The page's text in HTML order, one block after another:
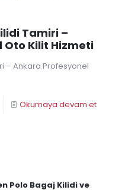
Tamiri –
Kilit Hizmeti
– Ankara Profesyonel
Okumaya devam et
Polo Bagaj Kilidi ve